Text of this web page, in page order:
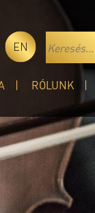
EN
RÓLUNK